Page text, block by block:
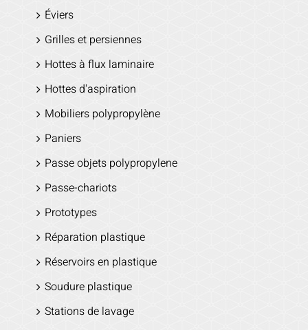
Éviers
Grilles et persiennes
Hottes à flux laminaire
Hottes d'aspiration
Mobiliers polypropylène
Paniers
Passe objets polypropylene
Passe-chariots
Prototypes
Réparation plastique
Réservoirs en plastique
Soudure plastique
Stations de lavage